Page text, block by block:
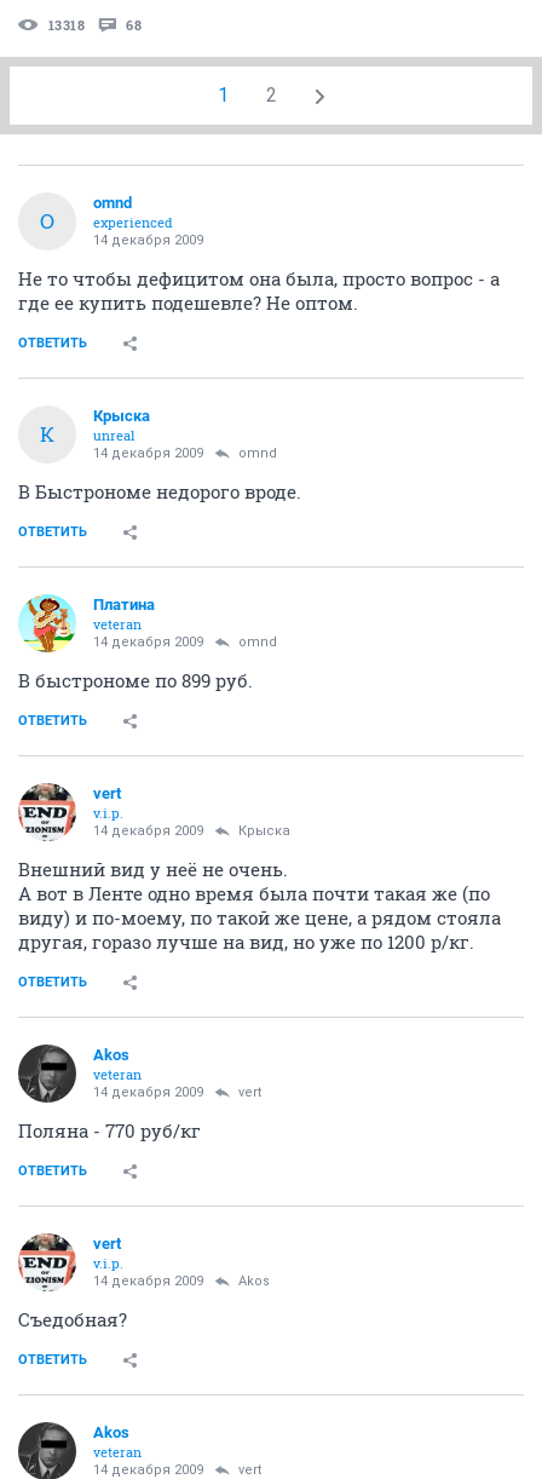
13318 68
1 2
O
omnd
experienced
14 декабря 2009
Не то чтобы дефицитом она была, просто вопрос - а
где ее купить подешевле? Не оптом.
ОТВЕТИТЬ
К
Крыска
unreal
14 декабря 2009 omnd
В Быстрономе недорого вроде.
ОТВЕТИТЬ
Платина
veteran
14 декабря 2009 omnd
В быстрономе по 899 руб.
ОТВЕТИТЬ
vert
v.i.p.
14 декабря 2009 Крыска
Внешний вид у неё не очень.
А вот в Ленте одно время была почти такая же (по
виду) и по-моему, по такой же цене, а рядом стояла
другая, горазо лучше на вид, но уже по 1200 р/кг.
ОТВЕТИТЬ
Akos
veteran
14 декабря 2009 vert
Поляна - 770 руб/кг
ОТВЕТИТЬ
vert
v.i.p.
14 декабря 2009 Akos
Съедобная?
ОТВЕТИТЬ
Akos
veteran
14 декабря 2009 vert